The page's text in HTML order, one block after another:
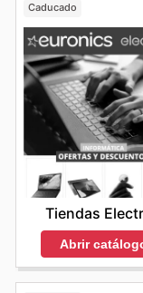
Caducado
Tiendas
Abrir